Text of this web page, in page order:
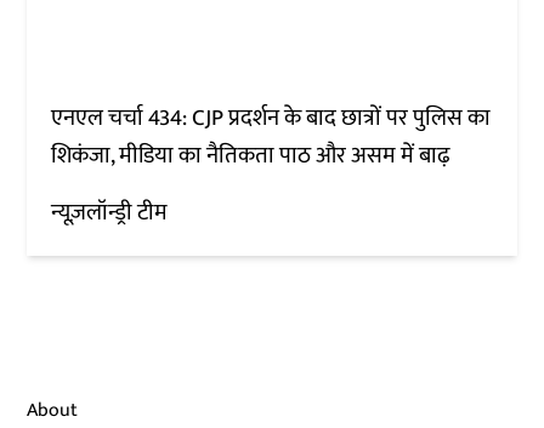
एनएल चर्चा 434: CJP प्रदर्शन के बाद छात्रों पर पुलिस का
शिकंजा, मीडिया का नैतिकता पाठ और असम में बाढ़
न्यूज़लॉन्ड्री टीम
About